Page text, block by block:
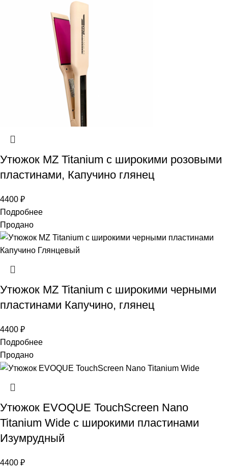
Утюжок MZ Titanium с широкими розовыми
пластинами, Капучино глянец
4400 ₽
Подробнее
Продано
Утюжок MZ Titanium с широкими черными
пластинами Капучино, глянец
4400 ₽
Подробнее
Продано
Утюжок EVOQUE TouchScreen Nano
Titanium Wide с широкими пластинами
Изумрудный
4400 ₽